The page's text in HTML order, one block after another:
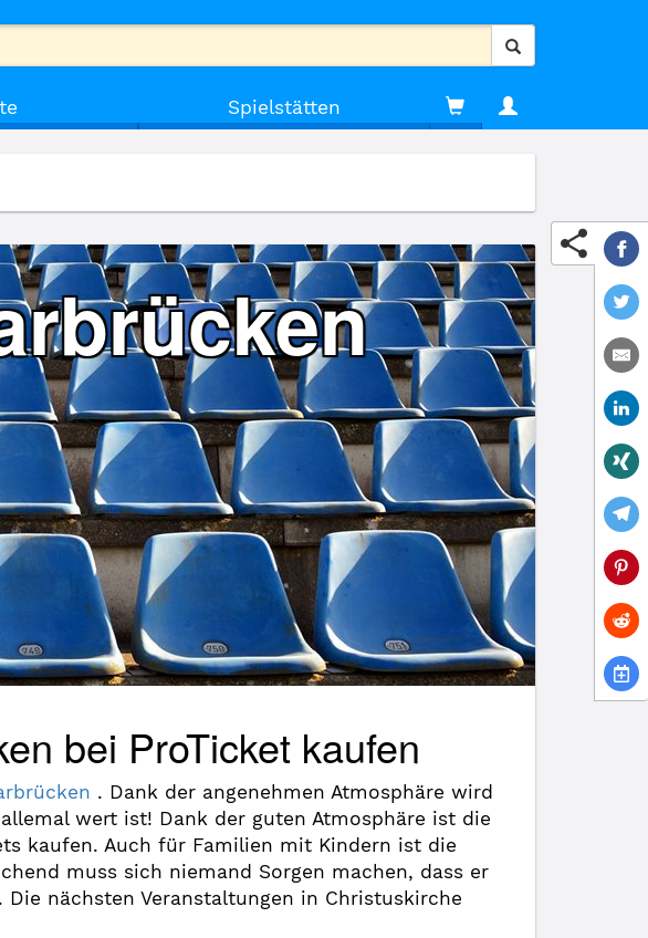
Spielstätten
bei ProTicket kaufen
. Dank der angenehmen Atmosphäre wird
wert ist! Dank der guten Atmosphäre ist die
kaufen. Auch für Familien mit Kindern ist die
muss sich niemand Sorgen machen, dass er
nächsten Veranstaltungen in Christuskirche